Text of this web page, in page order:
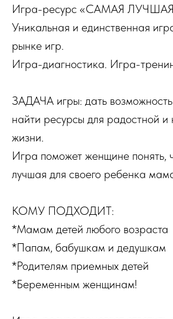
Игра-ресурс «САМАЯ
Уникальная и единственная
рынке игр.
Игра-диагностика. Игра-
ЗАДАЧА игры: дать
найти ресурсы для радостной и
жизни.
Игра поможет женщине понять,
лучшая для своего ребенка
КОМУ ПОДХОДИТ:
*Мамам детей любого возраста
*Папам, бабушкам и дедушкам
*Родителям приемных детей
*Беременным женщинам!